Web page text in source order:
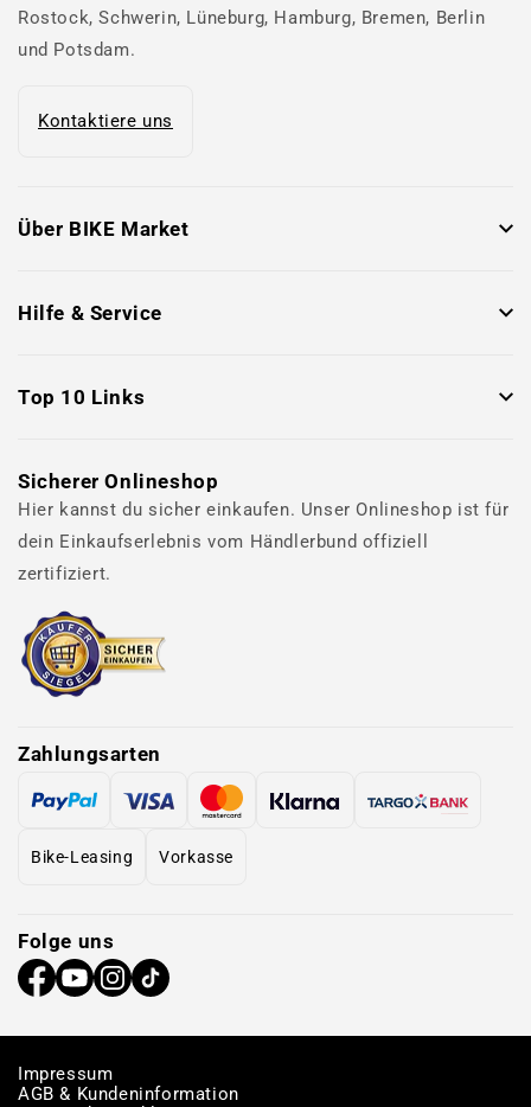
Rostock, Schwerin, Lüneburg, Hamburg, Bremen, Berlin
und Potsdam.
Kontaktiere uns
Über BIKE Market
Hilfe & Service
Top 10 Links
Sicherer Onlineshop
Hier kannst du sicher einkaufen. Unser Onlineshop ist für
dein Einkaufserlebnis vom Händlerbund offiziell
zertifiziert.
Zahlungsarten
Bike-Leasing Vorkasse
Folge uns
Impressum
AGB & Kundeninformation